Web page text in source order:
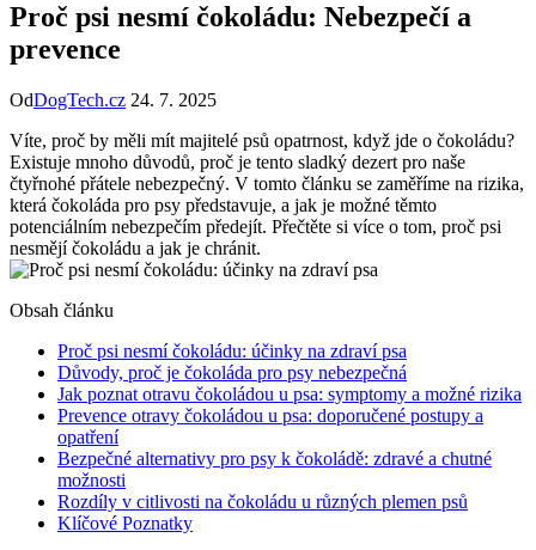
Proč psi nesmí čokoládu: Nebezpečí a
prevence
OdDogTech.cz 24. 7. 2025
Víte, proč by měli mít majitelé psů opatrnost, když jde o čokoládu?
Existuje mnoho důvodů, proč je tento sladký dezert pro naše
čtyřnohé přátele nebezpečný. V tomto článku se zaměříme na rizika,
která čokoláda pro psy představuje, a jak je možné těmto
potenciálním nebezpečím předejít. Přečtěte si více o tom, proč psi
nesmějí čokoládu a jak je chránit.
Obsah článku
Proč psi nesmí čokoládu: účinky na zdraví psa
Důvody, proč je čokoláda pro psy nebezpečná
Jak poznat otravu čokoládou u psa: symptomy a možné rizika
Prevence otravy čokoládou u psa: doporučené postupy a
opatření
Bezpečné alternativy pro psy k čokoládě: zdravé a chutné
možnosti
Rozdíly v citlivosti na čokoládu u různých plemen psů
Klíčové Poznatky